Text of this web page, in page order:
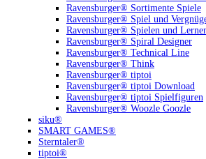
Ravensburger® Sortimente Spiele
Ravensburger® Spiel und
Ravensburger® Spielen und
Ravensburger® Spiral Designer
Ravensburger® Technical Line
Ravensburger® Think
Ravensburger® tiptoi
Ravensburger® tiptoi Download
Ravensburger® tiptoi Spielfiguren
Ravensburger® Woozle Goozle
siku®
SMART GAMES®
Sterntaler®
tiptoi®